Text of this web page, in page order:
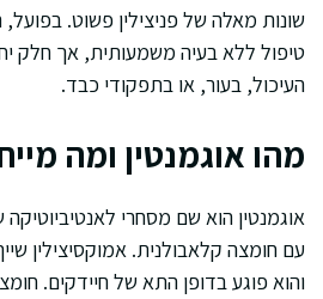
שונות מאלה של פניצילין פשוט. בפועל,
טיפול ללא בעיה משמעותית, אך חלק
העיכול, בעור, או בתפקודי כבד.
מהו אוגמנטין ומה
אוגמנטין הוא שם מסחרי לאנטיביוטיקה
עם חומצה קלאבולנית. אמוקסיצילין
והוא פוגע בדופן התא של חיידקים.